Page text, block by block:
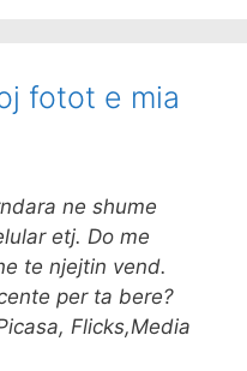
fotot e mia
ne shume
etj. Do me
te njejtin vend.
per ta bere?
Flicks,Media